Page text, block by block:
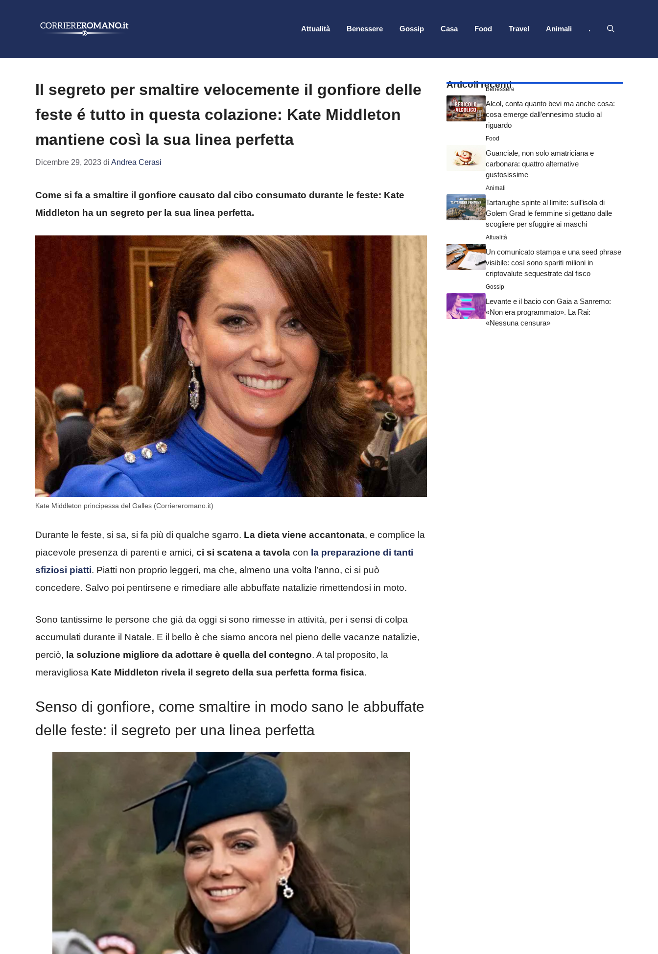
Attualità Benessere Gossip Casa Food Travel Animali .
Il segreto per smaltire velocemente il gonfiore delle
feste é tutto in questa colazione: Kate Middleton
mantiene così la sua linea perfetta
Dicembre 29, 2023 di Andrea Cerasi
Come si fa a smaltire il gonfiore causato dal cibo consumato durante le feste: Kate
Middleton ha un segreto per la sua linea perfetta.
Kate Middleton principessa del Galles (Corriereromano.it)
Durante le feste, si sa, si fa più di qualche sgarro. La dieta viene accantonata, e complice la
piacevole presenza di parenti e amici, ci si scatena a tavola con la preparazione di tanti
sfiziosi piatti. Piatti non proprio leggeri, ma che, almeno una volta l’anno, ci si può
concedere. Salvo poi pentirsene e rimediare alle abbuffate natalizie rimettendosi in moto.
Sono tantissime le persone che già da oggi si sono rimesse in attività, per i sensi di colpa
accumulati durante il Natale. E il bello è che siamo ancora nel pieno delle vacanze natalizie,
perciò, la soluzione migliore da adottare è quella del contegno. A tal proposito, la
meravigliosa Kate Middleton rivela il segreto della sua perfetta forma fisica.
Senso di gonfiore, come smaltire in modo sano le abbuffate
delle feste: il segreto per una linea perfetta
Articoli recenti
Benessere
Alcol, conta quanto bevi ma anche cosa:
cosa emerge dall’ennesimo studio al
riguardo
Food
Guanciale, non solo amatriciana e
carbonara: quattro alternative
gustosissime
Animali
Tartarughe spinte al limite: sull’isola di
Golem Grad le femmine si gettano dalle
scogliere per sfuggire ai maschi
Attualità
Un comunicato stampa e una seed phrase
visibile: così sono spariti milioni in
criptovalute sequestrate dal fisco
Gossip
Levante e il bacio con Gaia a Sanremo:
«Non era programmato». La Rai:
«Nessuna censura»